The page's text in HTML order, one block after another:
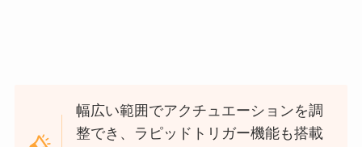
幅広い範囲でアクチュエーションを調
整でき、ラピッドトリガー機能も搭載